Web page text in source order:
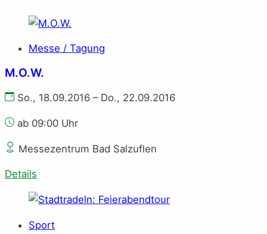
Messe / Tagung
M.O.W.
So., 18.09.2016 – Do., 22.09.2016
ab 09:00 Uhr
Messezentrum Bad Salzuflen
Details
Sport